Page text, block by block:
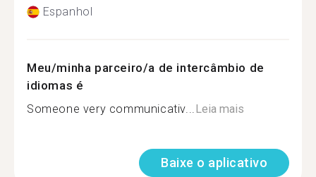
Espanhol
Meu/minha parceiro/a de intercâmbio de
idiomas é
Someone very communicativ...Leia mais
Baixe o aplicativo